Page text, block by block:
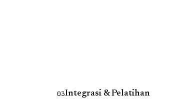
03Integrasi & Pelatihan